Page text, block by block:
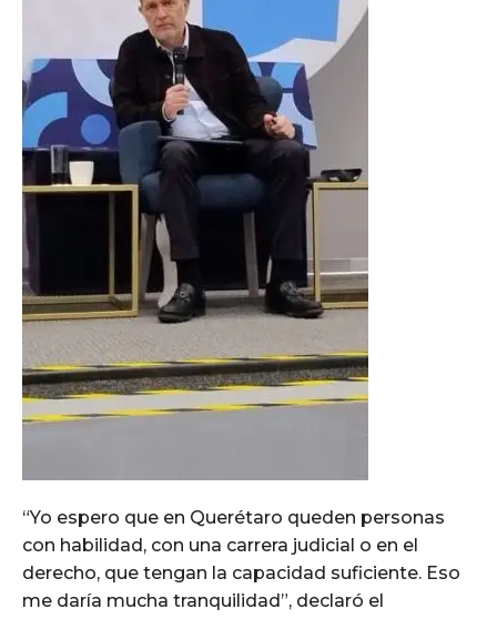
“Yo espero que en Querétaro queden personas
con habilidad, con una carrera judicial o en el
derecho, que tengan la capacidad suficiente. Eso
me daría mucha tranquilidad”, declaró el